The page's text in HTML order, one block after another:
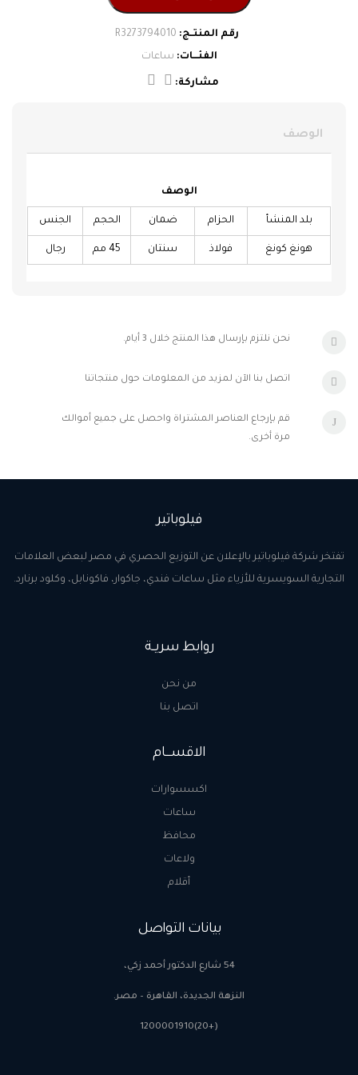
ساعات
الوصف
الوصف
بلد المنشأ الحزام ضمان الحجم الجنس
هونغ كونغ فولاذ سنتان 45 مم رجال
نحن نلتزم بإرسال هذا المنتج خلال 3 أيام.
اتصل بنا الآن لمزيد من المعلومات حول منتجاتنا
قم بإرجاع العناصر المشتراة واحصل على جميع أموالك
مرة أخرى.
فيلوباتير
تفتخر شركة فيلوباتير بالإعلان عن التوزيع الحصري في مصر لبعض العلامات
التجارية السويسرية للأزياء مثل ساعات فندي، جاكوار، فاكونابل، وكلود برنارد.
روابط سريــة
من نحن
اتصل بنا
الاقســـام
اكسسوارات
ساعات
محافظ
ولاعات
أقلام
بيانات التواصل
54 شارع الدكتور أحمد زكي،
النزهة الجديدة، القاهرة – مصر.
(+20)1200001910
حزام
شنط
الحلقان
هوجو بوص
شيروتي
لامارتينا
لامبورجيني